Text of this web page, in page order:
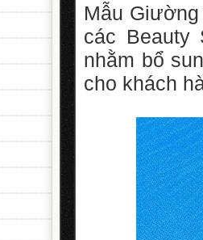
Mẫu
các Beauty
nhằm bổ
cho khách